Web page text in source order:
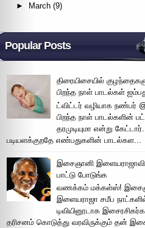
► March (9)
Popular Posts
திரையிசையில்
பிறந்த நாள் பாடல்கள்
ட்விட்டர் வழியாக நண்பர்
பிறந்த நாள் பாடல்களின்
தரமுடியுமா என்று
படியளக்குறதே எண்பதுகளின் பாடல்கள...
இசைஞானி
பாட்டு போடுங்க
வணக்கம் மக்கள்ஸ்!
இளையராஜா சமீப
டிவியினூடாக
தரிசனம் கொடுத்து வரவிருக்கும் தன்